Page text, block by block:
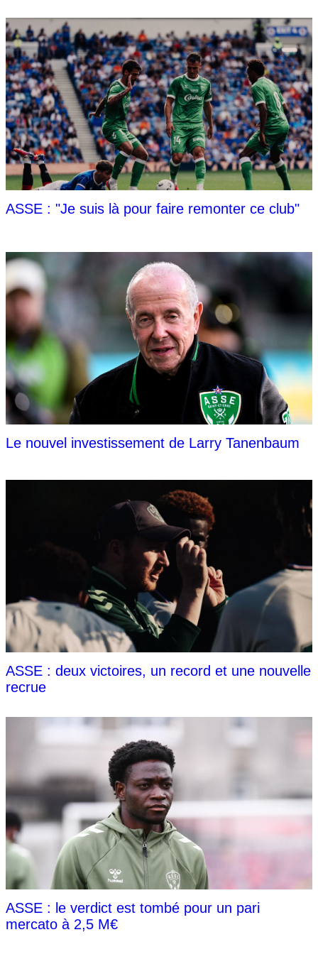
ASSE : "Je suis là pour faire remonter ce club"
Le nouvel investissement de Larry Tanenbaum
ASSE : deux victoires, un record et une nouvelle
recrue
ASSE : le verdict est tombé pour un pari
mercato à 2,5 M€